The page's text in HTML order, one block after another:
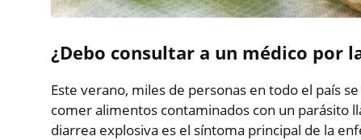
¿Debo consultar a un médico por
Este verano, miles de personas en todo el país
comer alimentos contaminados con un parásito
diarrea explosiva es el síntoma principal de la